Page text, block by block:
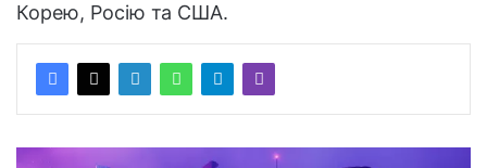
Корею, Росію та США.